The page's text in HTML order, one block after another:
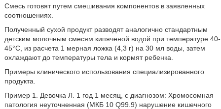
Смесь готовят путем смешивания компонентов в заявленных
соотношениях.
Полученный сухой продукт разводят аналогично стандартным
детским молочным смесям кипяченой водой при температуре 40-
45°С, из расчета 1 мерная ложка (4,3 г) на 30 мл воды, затем
охлаждают до температуры тела и кормят ребенка.
Примеры клинического использования специализированного
продукта.
Пример 1. Девочка Л. 1 год 1 месяц, с диагнозом: Хромосомная
патология неуточненная (МКБ 10 Q99.9) нарушение кишечного